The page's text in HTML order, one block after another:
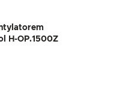
H-OP.1500Z